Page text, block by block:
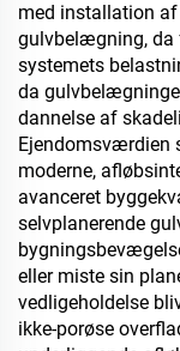
med installation
gulvbelægning, da
systemets
da
dannelse af
Ejendomsværdien
moderne,
avanceret
selvplanerende
eller miste sin
vedligeholdelse
ikke-porøse